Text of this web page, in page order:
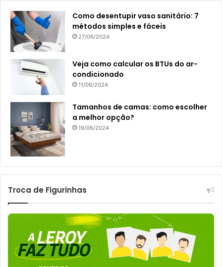
Como desentupir vaso sanitário: 7
métodos simples e fáceis
27/06/2024
Veja como calcular os BTUs do ar-
condicionado
11/06/2024
Tamanhos de camas: como escolher
a melhor opção?
19/06/2024
Troca de Figurinhas